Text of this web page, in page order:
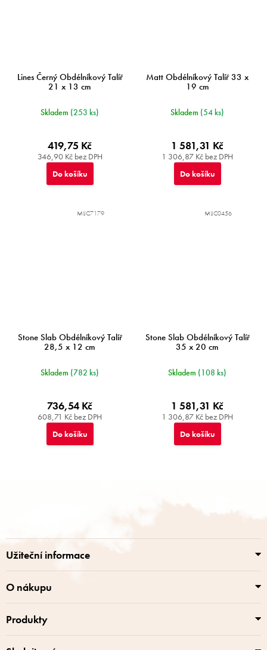
Lines Černý Obdélníkový Talíř
21 x 13 cm
Skladem (253 ks)
346,90 Kč bez DPH
419,75 Kč
Do košíku
Matt Obdélníkový Talíř 33 x
19 cm
Skladem (54 ks)
1 306,87 Kč bez DPH
1 581,31 Kč
Do košíku
Stone Slab Obdélníkový Talíř
28,5 x 12 cm
Skladem (782 ks)
608,71 Kč bez DPH
736,54 Kč
Do košíku
MIJC7179
Stone Slab Obdélníkový Talíř
35 x 20 cm
Skladem (108 ks)
1 306,87 Kč bez DPH
1 581,31 Kč
Do košíku
MIJC0456
Užiteční informace
O nákupu
Produkty